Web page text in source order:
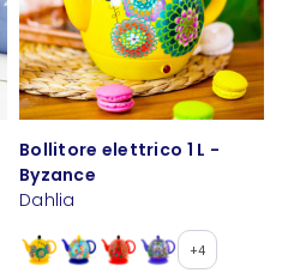
Bollitore elettrico 1 L -
Byzance
Dahlia
+4